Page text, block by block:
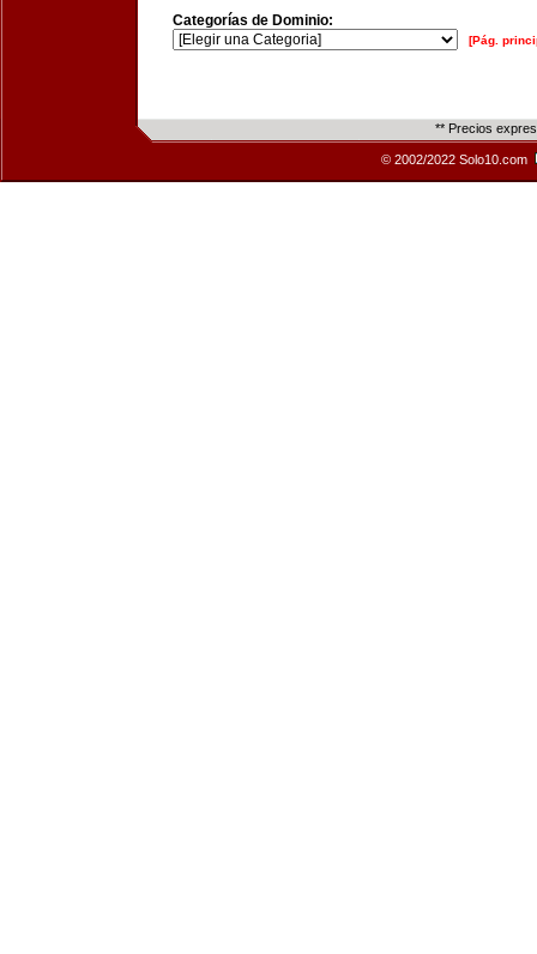
Categorías de Dominio:
[Pág.
** Precios
© 2002/2022 Solo10.com